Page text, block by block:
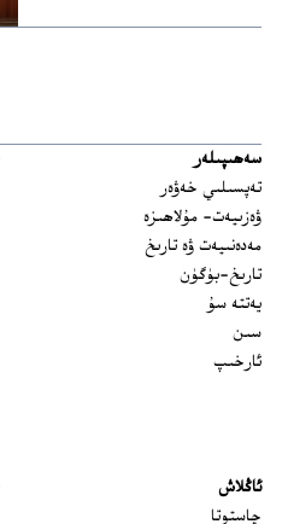
سەھىپىلەر
تەپسىلىي خەۋەر
ۋەزىيەت- مۇلاھىزە
مەدەنىيەت ۋە تارىخ
تارىخ-بۈگۈن
يەتتە سۇ
سىن
ئارخىپ
ئاڭلاش
چاستوتا